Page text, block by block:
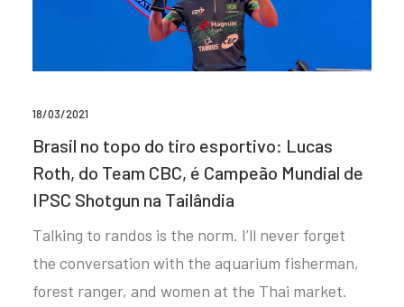
18/03/2021
Brasil no topo do tiro esportivo: Lucas
Roth, do Team CBC, é Campeão Mundial de
IPSC Shotgun na Tailândia
Talking to randos is the norm. I’ll never forget
the conversation with the aquarium fisherman,
forest ranger, and women at the Thai market.